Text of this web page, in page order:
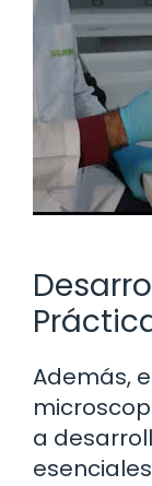
Además,
a